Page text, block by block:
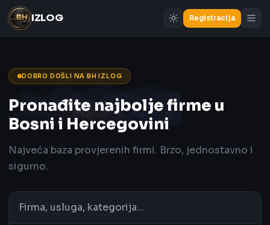
IZLOG Registracija
DOBRO DOŠLI NA BH IZLOG
Pronađite najbolje firme u
Bosni i Hercegovini
Najveća baza provjerenih firmi. Brzo, jednostavno i
sigurno.